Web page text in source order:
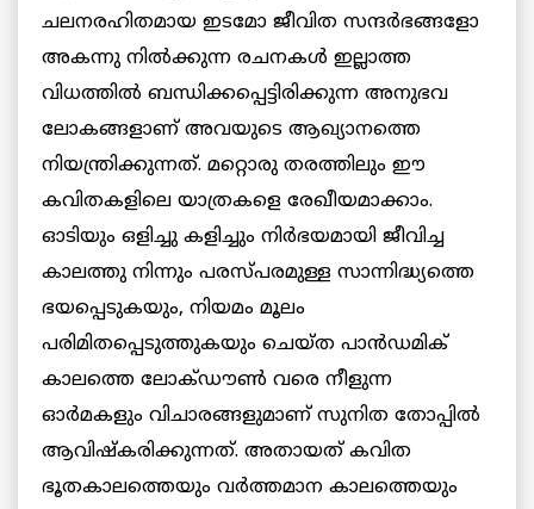
ചലനരഹിതമായ ഇടമോ ജീവിത സന്ദർഭങ്ങളോ
അകന്നു നിൽക്കുന്ന രചനകൾ ഇല്ലാത്ത
വിധത്തിൽ ബന്ധിക്കപ്പെട്ടിരിക്കുന്ന അനുഭവ
ലോകങ്ങളാണ് അവയുടെ ആഖ്യാനത്തെ
നിയന്ത്രിക്കുന്നത്. മറ്റൊരു തരത്തിലും ഈ
കവിതകളിലെ യാത്രകളെ രേഖീയമാക്കാം.
ഓടിയും ഒളിച്ചു കളിച്ചും നിർഭയമായി ജീവിച്ച
കാലത്തു നിന്നും പരസ്പരമുള്ള സാന്നിദ്ധ്യത്തെ
ഭയപ്പെടുകയും, നിയമം മൂലം
പരിമിതപ്പെടുത്തുകയും ചെയ്ത പാൻഡമിക്
കാലത്തെ ലോക്ഡൗൺ വരെ നീളുന്ന
ഓർമകളും വിചാരങ്ങളുമാണ് സുനിത തോപ്പിൽ
ആവിഷ്കരിക്കുന്നത്. അതായത് കവിത
ഭൂതകാലത്തെയും വർത്തമാന കാലത്തെയും